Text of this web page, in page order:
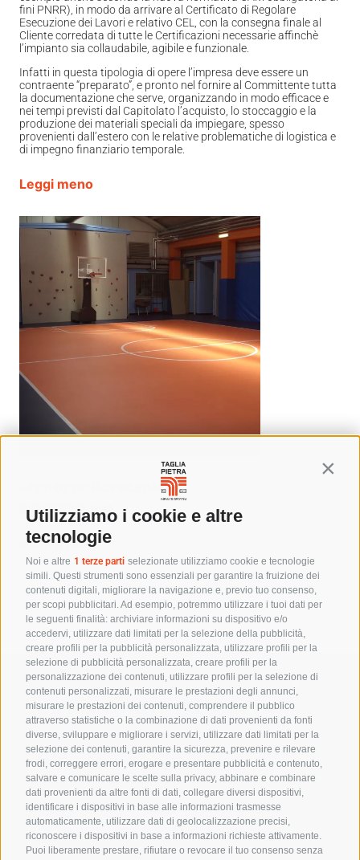
Utilizziamo i cookie e altre
tecnologie
Noi e altre 1 terze parti selezionate utilizziamo cookie e tecnologie
simili. Questi strumenti sono essenziali per garantire la fruizione dei
contenuti digitali, migliorare la navigazione e, previo tuo consenso,
per scopi pubblicitari. Ad esempio, potremmo utilizzare i tuoi dati per
le seguenti finalità: archiviare informazioni su dispositivo e/o
accedervi, utilizzare dati limitati per la selezione della pubblicità,
creare profili per la pubblicità personalizzata, utilizzare profili per la
selezione di pubblicità personalizzata, creare profili per la
personalizzazione dei contenuti, utilizzare profili per la selezione di
contenuti personalizzati, misurare le prestazioni degli annunci,
misurare le prestazioni dei contenuti, comprendere il pubblico
attraverso statistiche o la combinazione di dati provenienti da fonti
diverse, sviluppare e migliorare i servizi, utilizzare dati limitati per la
selezione dei contenuti, garantire la sicurezza, prevenire e rilevare
frodi, correggere errori, erogare e presentare pubblicità e contenuto,
salvare e comunicare le scelte sulla privacy, abbinare e combinare
dati provenienti da altre fonti di dati, collegare diversi dispositivi,
identificare i dispositivi in base alle informazioni trasmesse
automaticamente, utilizzare dati di geolocalizzazione precisi,
riconoscere i dispositivi in base a informazioni richieste attivamente.
Puoi liberamente prestare, rifiutare o revocare il tuo consenso senza
fini PNRR), in modo da arrivare al Certificato di Regolare
Esecuzione dei Lavori e relativo CEL, con la consegna finale al
Cliente corredata di tutte le Certificazioni necessarie affinchè
l’impianto sia collaudabile, agibile e funzionale.
Infatti in questa tipologia di opere l’impresa deve essere un
contraente “preparato”, e pronto nel fornire al Committente tutta
la documentazione che serve, organizzando in modo efficace e
nei tempi previsti dal Capitolato l’acquisto, lo stoccaggio e la
produzione dei materiali speciali da impiegare, spesso
provenienti dall’estero con le relative problematiche di logistica e
di impegno finanziario temporale.
Manto poliuretanico
SINTENLAN
Scopri di più
TAGLIAPIETRA S.r.l.
– Sede legale
S.R. 56, 8F Centro
Terrarossa – 33042
Buttrio (UD)
C.F. e P.IVA:
01548280302 |
Codice Univoco:
C3UCNRB
Tel: 0424-571667
info@tagliapietraimpiantisportivi.it
Sede operativa del